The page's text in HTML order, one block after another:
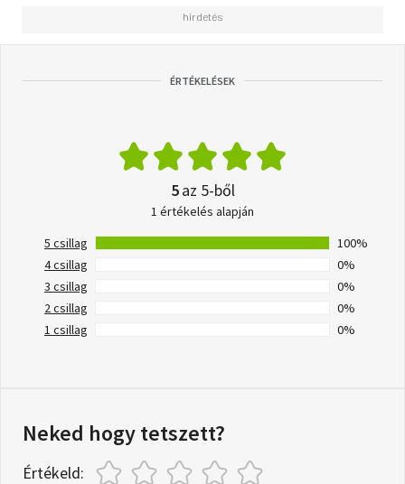
ÉRTÉKELÉSEK
5az 5-ből
1 értékelés alapján
5 csillag
100%
4 csillag
0%
3 csillag
0%
2 csillag
0%
1 csillag
0%
Neked hogy tetszett?
Értékeld: